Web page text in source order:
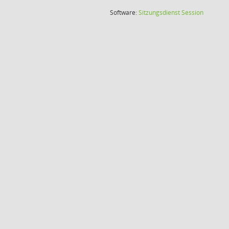
Software:SitzungsdienstSession(Wird in